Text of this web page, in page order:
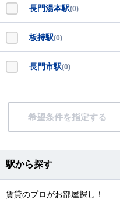
長門湯本駅(0)
板持駅(0)
長門市駅(0)
希望条件を指定する
駅から探す
賃貸のプロがお部屋探し！